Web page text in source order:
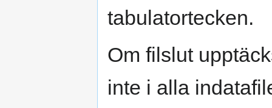
tabulatortecken.
Om filslut
inte i alla